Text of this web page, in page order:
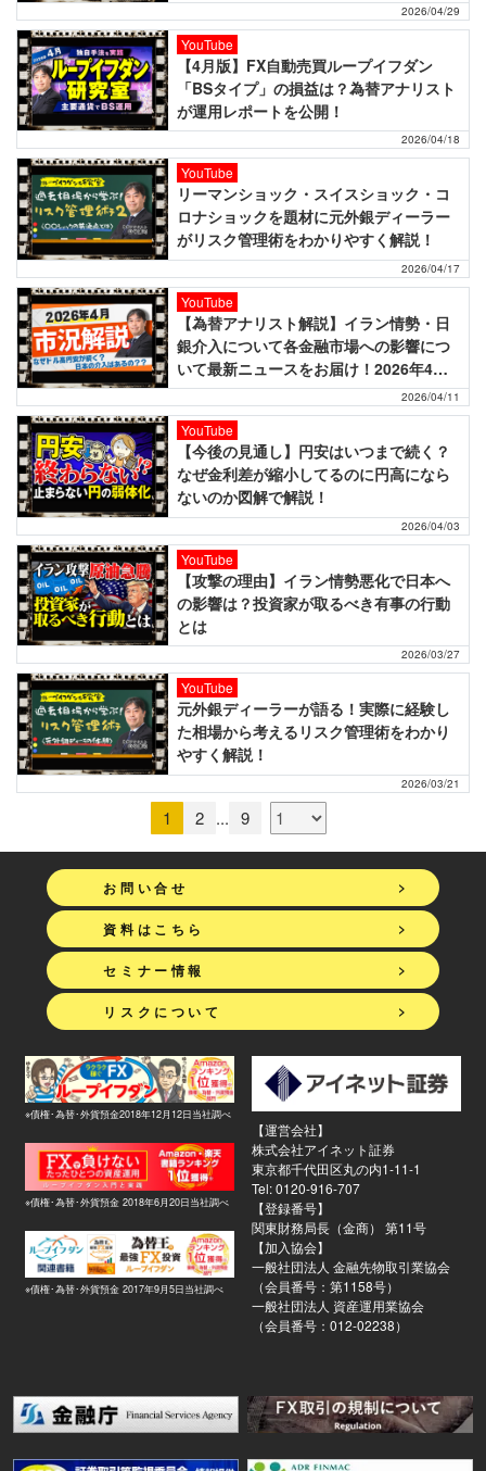
2026/04/29
YouTube
【4月版】FX自動売買ループイフダン
「BSタイプ」の損益は？為替アナリスト
が運用レポートを公開！
2026/04/18
YouTube
リーマンショック・スイスショック・コ
ロナショックを題材に元外銀ディーラー
がリスク管理術をわかりやすく解説！
2026/04/17
YouTube
【為替アナリスト解説】イラン情勢・日
銀介入について各金融市場への影響につ
いて最新ニュースをお届け！2026年4月
のマーケットニュース！
2026/04/11
YouTube
【今後の見通し】円安はいつまで続く？
なぜ金利差が縮小してるのに円高になら
ないのか図解で解説！
2026/04/03
YouTube
【攻撃の理由】イラン情勢悪化で日本へ
の影響は？投資家が取るべき有事の行動
とは
2026/03/27
YouTube
元外銀ディーラーが語る！実際に経験し
た相場から考えるリスク管理術をわかり
やすく解説！
2026/03/21
1 2 ... 9
>
お問い合せ
>
資料はこちら
>
セミナー情報
>
リスクについて
※債権･為替･外貨預金2018年12月12日当社調べ
※債権･為替･外貨預金 2018年6月20日当社調べ
※債権･為替･外貨預金 2017年9月5日当社調べ
【運営会社】
株式会社アイネット証券
東京都千代田区丸の内1-11-1
Tel: 0120-916-707
【登録番号】
関東財務局長（金商） 第11号
【加入協会】
一般社団法人 金融先物取引業協会
（会員番号：第1158号）
一般社団法人 資産運用業協会
（会員番号：012-02238）